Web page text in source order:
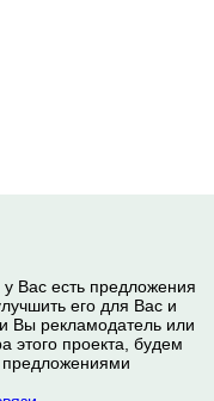
Вас есть предложения
его для Вас и
Вы рекламодатель или
этого проекта, будем